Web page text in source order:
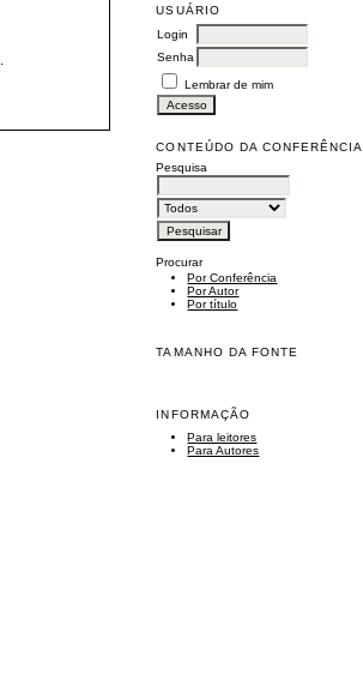
USUÁRIO
Login
Senha
Lembrar de mim
CONTEÚDO DA CONFERÊNCIA
Pesquisa
Procurar
Por Conferência
Por Autor
Por título
TAMANHO DA FONTE
INFORMAÇÃO
Para leitores
Para Autores